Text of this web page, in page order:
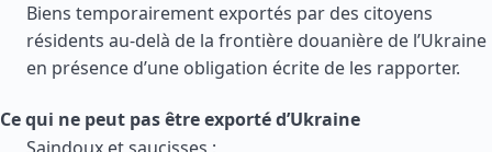
Biens temporairement exportés par des citoyens
résidents au-delà de la frontière douanière de l’Ukraine
en présence d’une obligation écrite de les rapporter.
Ce qui ne peut pas être exporté d’Ukraine